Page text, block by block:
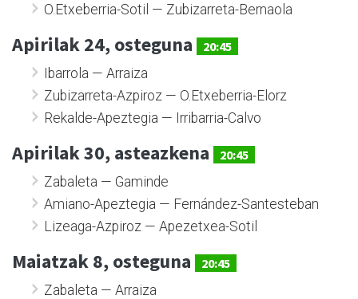
O.Etxeberria-Sotil — Zubizarreta-Bernaola
Apirilak 24, osteguna
20:45
Ibarrola — Arraiza
Zubizarreta-Azpiroz — O.Etxeberria-Elorz
Rekalde-Apeztegia — Irribarria-Calvo
Apirilak 30, asteazkena
20:45
Zabaleta — Gaminde
Amiano-Apeztegia — Fernández-Santesteban
Lizeaga-Azpiroz — Apezetxea-Sotil
Maiatzak 8, osteguna
20:45
Zabaleta — Arraiza